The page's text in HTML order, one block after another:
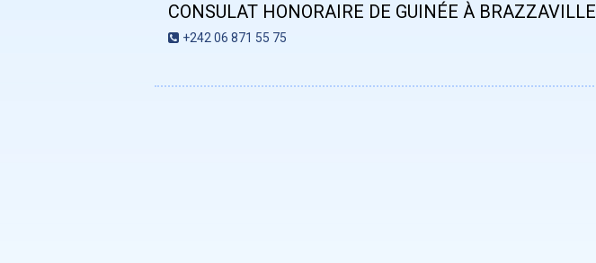
CONSULAT HONORAIRE DE GUINÉE À BRAZZAVILLE
+242 06 871 55 75